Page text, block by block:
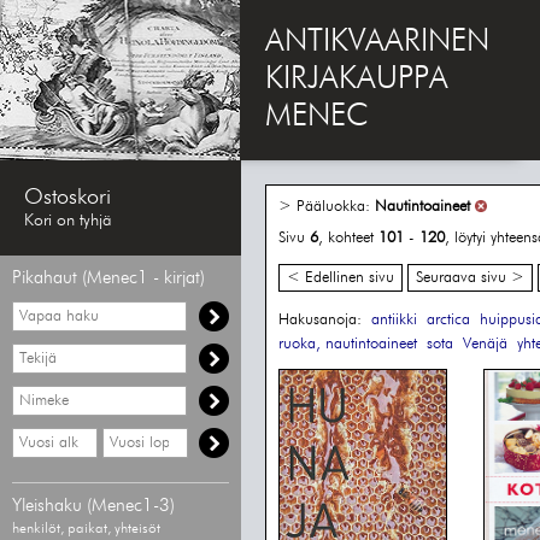
ANTIKVAARINEN
KIRJAKAUPPA
MENEC
Ostoskori
Kori on tyhjä
Pikahaut (Menec1 - kirjat)
Vapaa
haku
Hae
tekijää
Hae
nimekettä
Hae
vähimmäisvuosi
Hae
enimmäisvuosi
Yleishaku (Menec1-3)
henkilöt, paikat, yhteisöt
> Pääluokka: Nautintoaineet
Sivu 6, kohteet 101 - 120, löytyi
< Edellinen sivu Seuraava sivu >
Hakusanoja: antiikki arctica
ruoka, nautintoaineet
sota Venäjä